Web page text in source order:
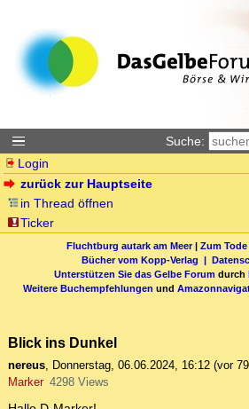
Suche:
Login
zurück zur Hauptseite
in Thread öffnen
Ticker
Fluchtburg autark am Meer| Zum
Bücher vom Kopp-Verlag |
Unterstützen Sie das Gelbe Forum durch
Weitere Buchempfehlungen und
Blick ins Dunkel
nereus, Donnerstag, 06.06.2024, 16:12 (vor
Marker 4298 Views